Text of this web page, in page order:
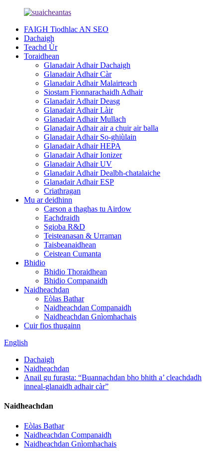
FAIGH Tiodhlac AN SEO
Dachaigh
Teachd Ùr
Toraidhean
Glanadair Adhair Dachaigh
Glanadair Adhair Càr
Glanadair Adhair Malairteach
Siostam Fionnarachaidh Adhair
Glanadair Adhair Deasg
Glanadair Adhair Làir
Glanadair Adhair Mullach
Glanadair Adhair air a chuir air balla
Glanadair Adhair So-ghiùlain
Glanadair Adhair HEPA
Glanadair Adhair Ionizer
Glanadair Adhair UV
Glanadair Adhair Dealbh-chatalaiche
Glanadair Adhair ESP
Criathragan
Mu ar deidhinn
Carson a thaghas tu Airdow
Eachdraidh
Sgioba R&D
Teisteanasan & Urraman
Taisbeanaidhean
Ceistean Cumanta
Bhidio
Bhidio Thoraidhean
Bhidio Companaidh
Naidheachdan
Eòlas Bathar
Naidheachdan Companaidh
Naidheachdan Gnìomhachais
Cuir fios thugainn
English
Dachaigh
Naidheachdan
Anail gu furasta: “Buannachdan bho bhith a’ cleachdadh
inneal-glanaidh adhair càr”
Naidheachdan
Eòlas Bathar
Naidheachdan Companaidh
Naidheachdan Gnìomhachais